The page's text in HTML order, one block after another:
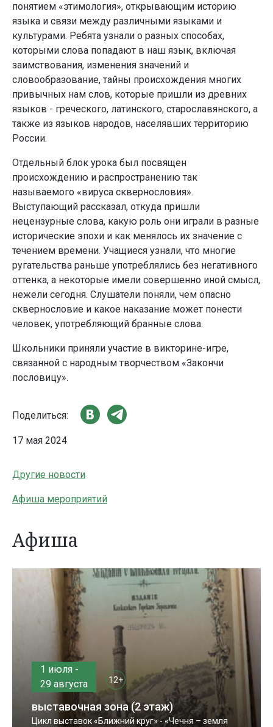
понятием «этимология», открывающим историю
языка и связи между различными языками и
культурами. Ребята узнали о разных способах,
которыми слова попадают в наш язык, включая
заимствования, изменения значений и
словообразование, тайны происхождения многих
привычных нам слов, которые пришли из древних
языков - греческого, латинского, старославянского, а
также из языков народов, населявших территорию
России.
Отдельный блок урока был посвящен
происхождению и распространению так
называемого «вируса сквернословия».
Выступающий рассказал, откуда пришли
нецензурные слова, какую роль они играли в разные
исторические эпохи и как менялось их значение с
течением времени. Учащиеся узнали, что многие
ругательства раньше употреблялись без негативного
оттенка, а некоторые имели совершенно иной смысл,
нежели сегодня. Слушатели поняли, чем опасно
сквернословие и какое наказание может понести
человек, употребляющий бранные слова.
Школьники приняли участие в викторине-игре,
связанной с народным творчеством «Закончи
пословицу».
Поделиться:
17 мая 2024
Другие новости
Афиша мероприятий
Афиша
1 июля -
29 августа
12+
выставочная зона (2 этаж)
Цикл выставок «Ближний круг» - «Чечня – земля